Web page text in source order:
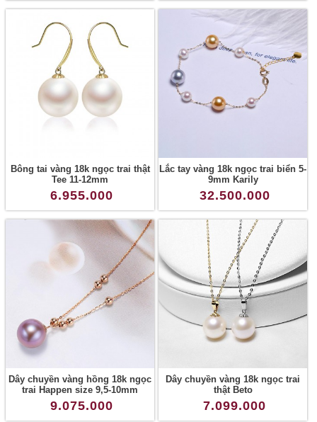
Bông tai vàng 18k ngọc trai thật
Tee 11-12mm
6.955.000
Lắc tay vàng 18k ngọc trai biển 5-
9mm Karily
32.500.000
Dây chuyền vàng hồng 18k ngọc
trai Happen size 9,5-10mm
9.075.000
Dây chuyền vàng 18k ngọc trai
thật Beto
7.099.000